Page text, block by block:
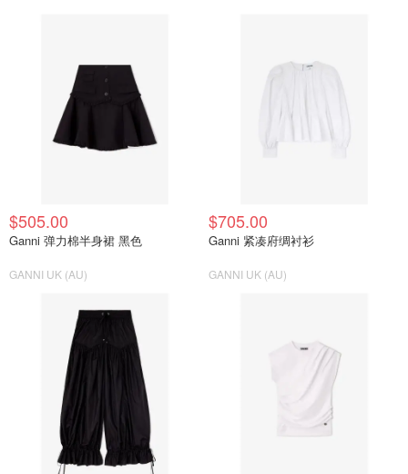
$505.00
Ganni 弹力棉半身裙 黑色
GANNI UK (AU)
$705.00
Ganni 紧凑府绸衬衫
GANNI UK (AU)